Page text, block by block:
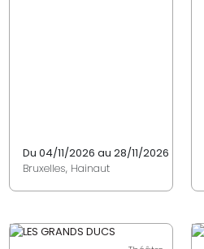
Du 04/11/2026 au 28/11/2026
Bruxelles, Hainaut